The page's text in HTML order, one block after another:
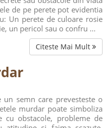
de pe perete pot evidentia
Un perete de culoare rosie
un pericol sau o confru ...
Citeste Mai Mult
semn care prevesteste o
murdar poate simboliza
cu obstacole, probleme de